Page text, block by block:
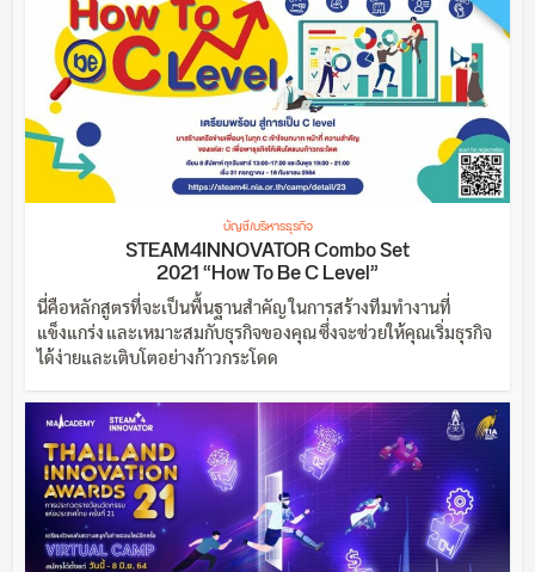
บัญชี/บริหารธุรกิจ
STEAM4INNOVATOR Combo Set
2021 “How To Be C Level”
นี่คือหลักสูตรที่จะเป็นพื้นฐานสำคัญ ในการสร้างทีมทำงานที่
แข็งแกร่ง และเหมาะสมกับธุรกิจของคุณ ซึ่งจะช่วยให้คุณเริ่มธุรกิจ
ได้ง่ายและเติบโตอย่างก้าวกระโดด